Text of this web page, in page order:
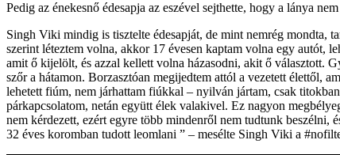
Pedig az énekesnő édesapja az eszével sejthette, hogy a lánya
Singh Viki mindig is tisztelte édesapját, de mint nemrég mondta,
szerint léteztem volna, akkor 17 évesen kaptam volna egy autót,
amit ő kijelölt, és azzal kellett volna házasodni, akit ő választott.
szőr a hátamon. Borzasztóan megijedtem attól a vezetett élettől,
lehetett fiúm, nem járhattam fiúkkal – nyilván jártam, csak
párkapcsolatom, netán együtt élek valakivel. Ez nagyon
nem kérdezett, ezért egyre több mindenről nem tudtunk beszélni,
32 éves koromban tudott leomlani ” – mesélte Singh Viki a